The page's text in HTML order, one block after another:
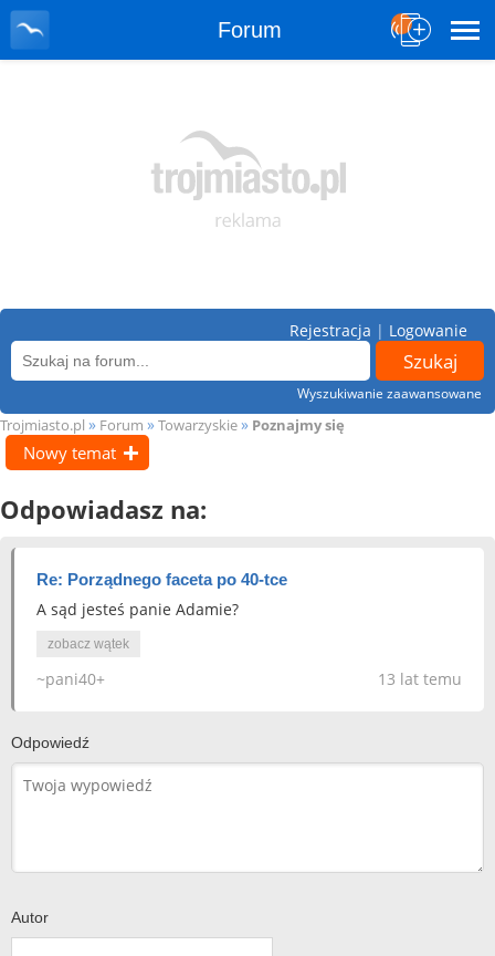
Forum
Wyszukiwanie zaawansowane
Rejestracja | Logowanie
Trojmiasto.pl » Forum » Towarzyskie» Poznajmy się
Nowy temat
Odpowiadasz na:
Re: Porządnego faceta po 40-tce
A sąd jesteś panie Adamie?
zobacz wątek
13 lat temu
~pani40+
Odpowiedź
Autor